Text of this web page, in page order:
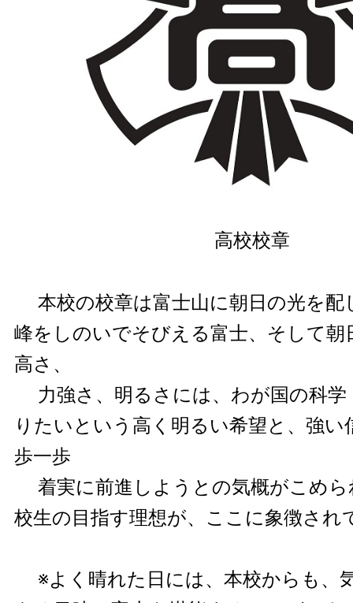
高校校章
本校の校章は富士山に朝日の光を配
峰をしのいでそびえる富士、そして朝
高さ、
力強さ、明るさには、わが国の科学
りたいという高く明るい希望と、強い
歩一歩
着実に前進しようとの気概がこめら
校生の目指す理想が、ここに象徴され
※よく晴れた日には、本校からも、